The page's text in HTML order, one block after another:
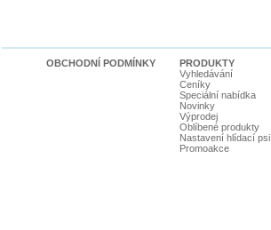
OBCHODNÍ PODMÍNKY
PRODUKTY
Vyhledávání
Ceníky
Speciální nabídka
Novinky
Výprodej
Oblíbené produkty
Nastavení hlídací psi
Promoakce